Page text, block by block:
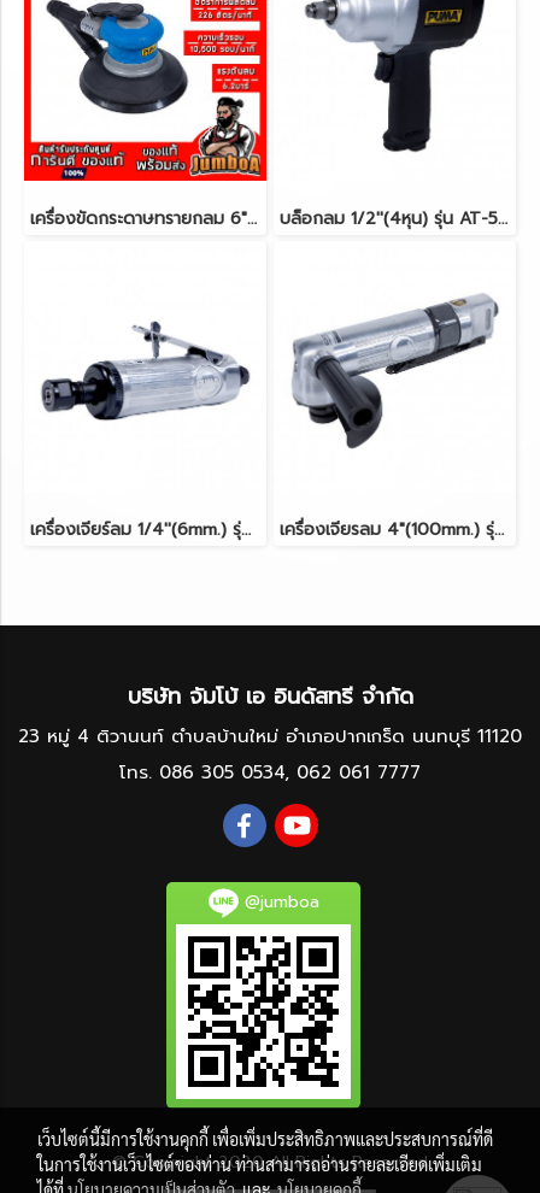
เครื่องขัดกระดาษทรายกลม 6" (ใช้ลม) AT-7200XDC PUMA บล็อกลม 1/2''(4หุน) รุ่น AT-5348K (สีเงิน) PUMA
เครื่องเจียร์ลม 1/4''(6mm.) รุ่น AT-7033MX (สีเงิน) PUMA เครื่องเจียรลม 4"(100mm.) รุ่น AT-7036X (สีเงิน) PUMA
บริษัท จัมโบ้ เอ อินดัสทรี จำกัด
23 หมู่ 4 ติวานนท์ ตำบลบ้านใหม่ อำเภอปากเกร็ด นนทบุรี 11120
โทร. 086 305 0534, 062 061 7777
@jumboa
© Copyright 2020 All Rights Reserved
เว็บไซต์นี้มีการใช้งานคุกกี้ เพื่อเพิ่มประสิทธิภาพและประสบการณ์ที่ดี
ในการใช้งานเว็บไซต์ของท่าน ท่านสามารถอ่านรายละเอียดเพิ่มเติม